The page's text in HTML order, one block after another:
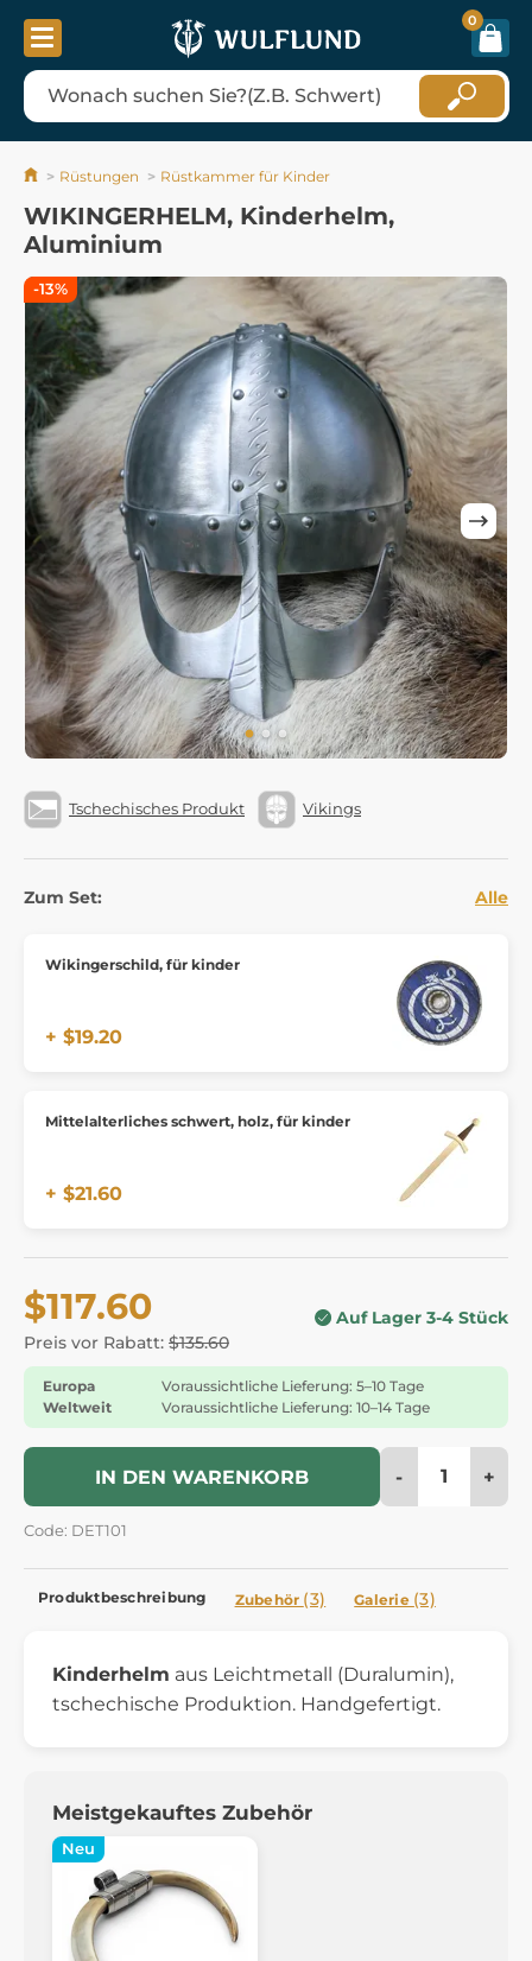
0
Rüstungen Rüstkammer für Kinder
WIKINGERHELM, Kinderhelm,
Aluminium
Tschechisches Produkt Vikings
Zum Set: Alle
Wikingerschild, für kinder
+ $19.20
Mittelalterliches schwert, holz, für kinder
+ $21.60
$117.60
Preis vor Rabatt: $135.60
Auf Lager 3-4 Stück
Europa
Voraussichtliche Lieferung: 5–10 Tage
Weltweit
Voraussichtliche Lieferung: 10–14 Tage
IN DEN WARENKORB - +
Code: DET101
-13%
Produktbeschreibung Zubehör (3) Galerie (3)
Kinderhelm aus Leichtmetall (Duralumin),
tschechische Produktion. Handgefertigt.
Meistgekauftes Zubehör
Neu